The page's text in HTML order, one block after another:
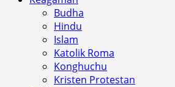
Budha
Hindu
Islam
Katolik Roma
Konghuchu
Kristen Protestan